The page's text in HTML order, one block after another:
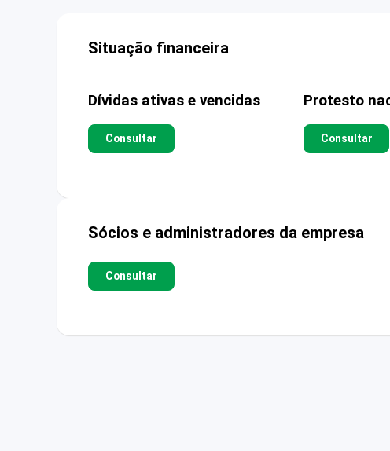
Situação financeira
Dívidas ativas e vencidas
Consultar
Protesto
Consultar
Sócios e administradores da empresa
Consultar